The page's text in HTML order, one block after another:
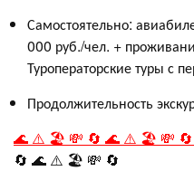
Самостоятельно:
000 руб./чел. +
Туроператорские туры с
Продолжительность
🌊 ⚠️ 🏖️ 💸 🔄 🌊 ⚠️ 🏖️ 💸 🔄
🔄 🌊 ⚠️ 🏖️ 💸 🔄